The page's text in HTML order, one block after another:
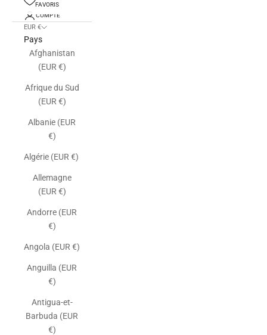
FAVORIS
COMPTE
EUR €
Pays
Afghanistan
(EUR €)
Afrique du Sud
(EUR €)
Albanie (EUR
€)
Algérie (EUR €)
Allemagne
(EUR €)
Andorre (EUR
€)
Angola (EUR €)
Anguilla (EUR
€)
Antigua-et-
Barbuda (EUR
€)